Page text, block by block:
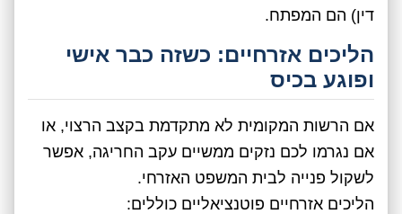
דין) הם המפתח.
הליכים אזרחיים: כשזה כבר אישי
ופוגע בכיס
אם הרשות המקומית לא מתקדמת בקצב הרצוי, או
אם נגרמו לכם נזקים ממשיים עקב החריגה, אפשר
לשקול פנייה לבית המשפט האזרחי.
הליכים אזרחיים פוטנציאליים כוללים: